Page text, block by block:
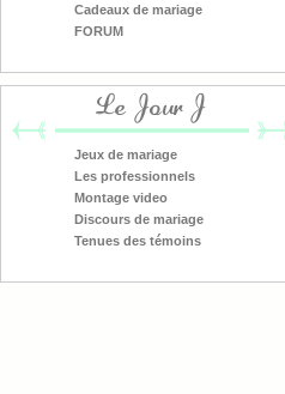
Cadeaux de mariage
FORUM
Le Jour J
Jeux de mariage
Les professionnels
Montage video
Discours de mariage
Tenues des témoins